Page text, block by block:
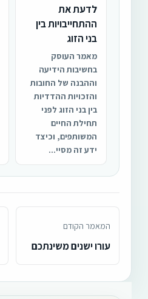
לדעת את
ההתחייבויות בין
בני הזוג
מאמר העוסק
בחשיבות הידיעה
וההבנה של החובות
והזכויות ההדדיות
בין בני הזוג לפני
תחילת החיים
המשותפים, וכיצד
ידע זה מסיי...
המאמר הקודם
עורו ישנים משינתכם